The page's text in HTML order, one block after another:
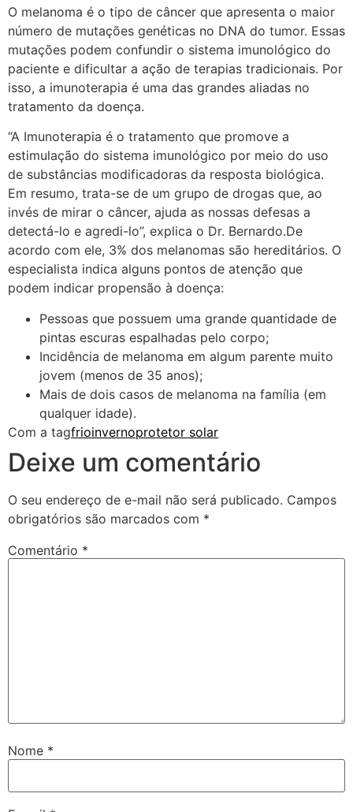
O melanoma é o tipo de câncer que apresenta o maior
número de mutações genéticas no DNA do tumor. Essas
mutações podem confundir o sistema imunológico do
paciente e dificultar a ação de terapias tradicionais. Por
isso, a imunoterapia é uma das grandes aliadas no
tratamento da doença.
“A Imunoterapia é o tratamento que promove a
estimulação do sistema imunológico por meio do uso
de substâncias modificadoras da resposta biológica.
Em resumo, trata-se de um grupo de drogas que, ao
invés de mirar o câncer, ajuda as nossas defesas a
detectá-lo e agredi-lo”, explica o Dr. Bernardo.De
acordo com ele, 3% dos melanomas são hereditários. O
especialista indica alguns pontos de atenção que
podem indicar propensão à doença:
Pessoas que possuem uma grande quantidade de
pintas escuras espalhadas pelo corpo;
Incidência de melanoma em algum parente muito
jovem (menos de 35 anos);
Mais de dois casos de melanoma na família (em
qualquer idade).
Com a tagfrioinvernoprotetor solar
Deixe um comentário
O seu endereço de e-mail não será publicado. Campos
obrigatórios são marcados com *
Comentário *
Nome *